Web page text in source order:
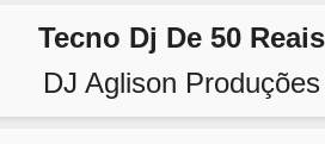
Tecno Dj De 50 Reais
DJ Aglison Produções